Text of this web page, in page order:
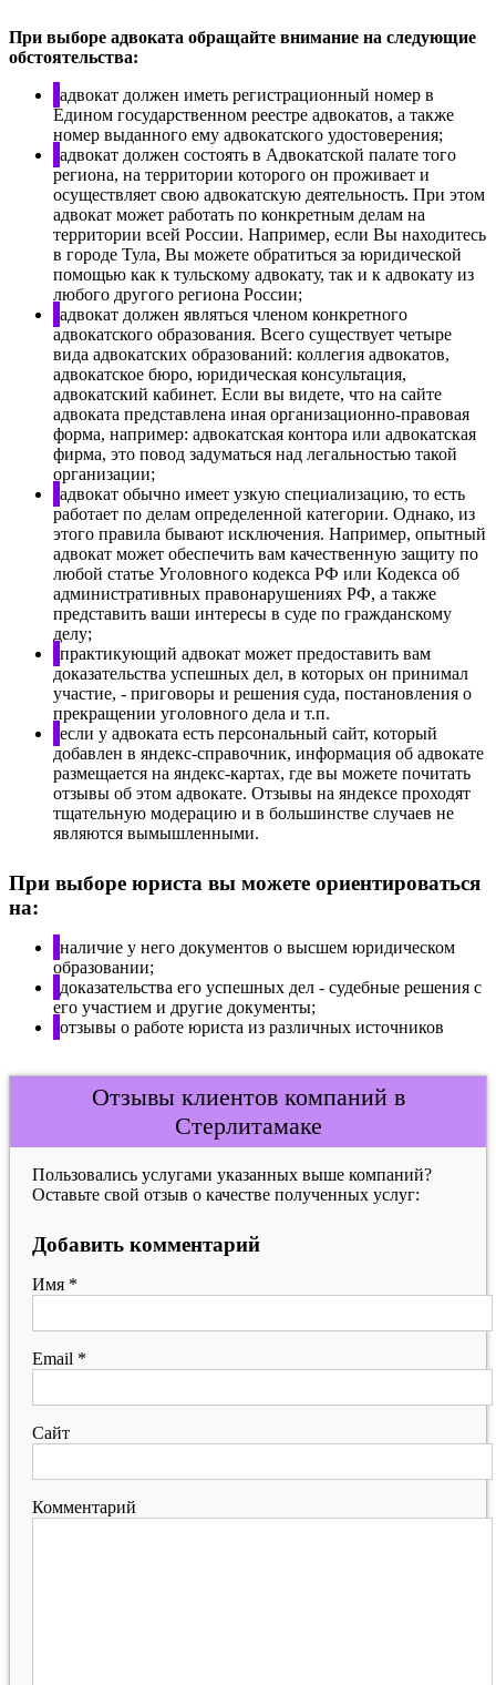
При выборе адвоката обращайте внимание на следующие
обстоятельства:
адвокат должен иметь регистрационный номер в
Едином государственном реестре адвокатов, а также
номер выданного ему адвокатского удостоверения;
адвокат должен состоять в Адвокатской палате того
региона, на территории которого он проживает и
осуществляет свою адвокатскую деятельность. При этом
адвокат может работать по конкретным делам на
территории всей России. Например, если Вы находитесь
в городе Тула, Вы можете обратиться за юридической
помощью как к тульскому адвокату, так и к адвокату из
любого другого региона России;
адвокат должен являться членом конкретного
адвокатского образования. Всего существует четыре
вида адвокатских образований: коллегия адвокатов,
адвокатское бюро, юридическая консультация,
адвокатский кабинет. Если вы видете, что на сайте
адвоката представлена иная организационно-правовая
форма, например: адвокатская контора или адвокатская
фирма, это повод задуматься над легальностью такой
организации;
адвокат обычно имеет узкую специализацию, то есть
работает по делам определенной категории. Однако, из
этого правила бывают исключения. Например, опытный
адвокат может обеспечить вам качественную защиту по
любой статье Уголовного кодекса РФ или Кодекса об
административных правонарушениях РФ, а также
представить ваши интересы в суде по гражданскому
делу;
практикующий адвокат может предоставить вам
доказательства успешных дел, в которых он принимал
участие, - приговоры и решения суда, постановления о
прекращении уголовного дела и т.п.
если у адвоката есть персональный сайт, который
добавлен в яндекс-справочник, информация об адвокате
размещается на яндекс-картах, где вы можете почитать
отзывы об этом адвокате. Отзывы на яндексе проходят
тщательную модерацию и в большинстве случаев не
являются вымышленными.
При выборе юриста вы можете ориентироваться
на:
наличие у него документов о высшем юридическом
образовании;
доказательства его успешных дел - судебные решения с
его участием и другие документы;
отзывы о работе юриста из различных источников
Отзывы клиентов компаний в
Стерлитамаке
Пользовались услугами указанных выше компаний?
Оставьте свой отзыв о качестве полученных услуг:
Добавить комментарий
Имя *
Email *
Сайт
Комментарий